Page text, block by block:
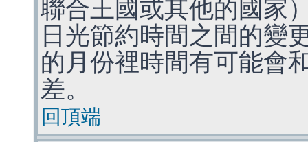
聯合王國或其他的國家
日光節約時間之間的變
的月份裡時間有可能會
差。
回頂端